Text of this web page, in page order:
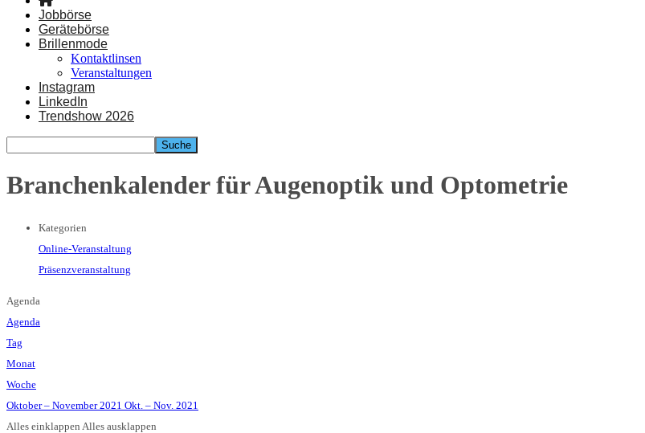
Jobbörse
Gerätebörse
Brillenmode
Kontaktlinsen
Veranstaltungen
Instagram
LinkedIn
Trendshow 2026
Branchenkalender für Augenoptik und Optometrie
Kategorien
Online-Veranstaltung
Präsenzveranstaltung
Agenda
Agenda
Tag
Monat
Woche
Oktober – November 2021 Okt. – Nov. 2021
Alles einklappen Alles ausklappen